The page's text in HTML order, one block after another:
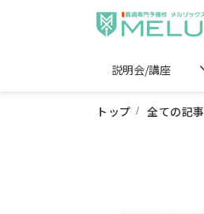
説明会/講座
トップ 全ての記事